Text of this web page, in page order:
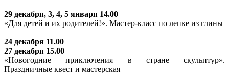
29 декабря, 3, 4, 5 января 14.00
«Для детей и их родителей!». Мастер-класс по лепке из глины
24 декабря 11.00
27 декабря 15.00
«Новогодние приключения в стране скульптур».
Праздничные квест и мастерская